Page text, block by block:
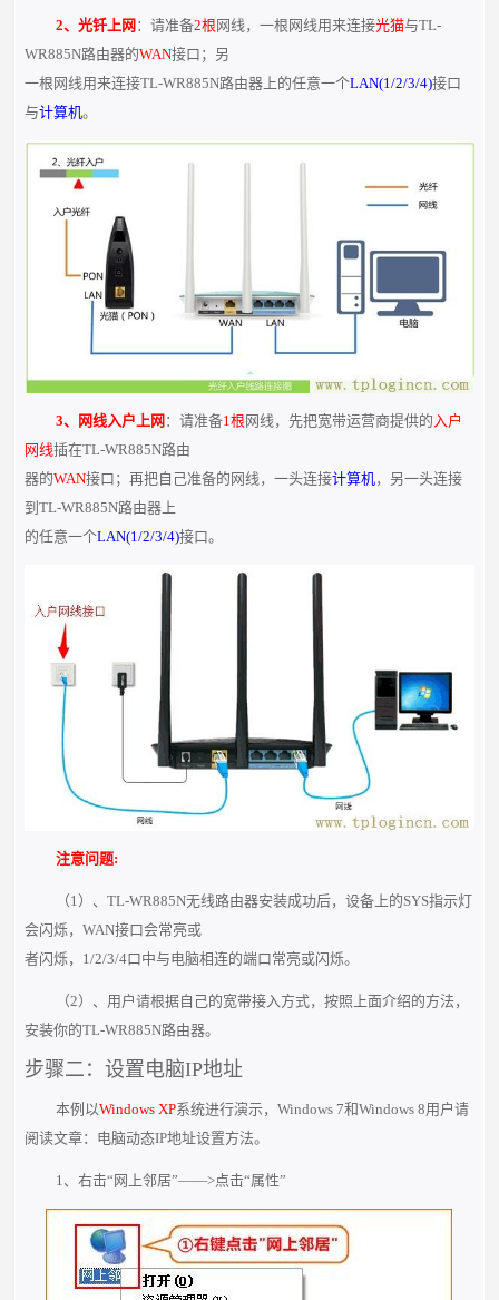
2、光钎上网 ：请准备2根 网线，一根网线用来连接光猫与TL-
WR885N路由器的WAN接口；另
一根网线用来连接TL-WR885N路由器上的任意一个LAN(1/2/3/4)接口
与计算机。
3、网线入户上网：请准备1根网线，先把宽带运营商提供的 入户
网线插在TL-WR885N路由
器的WAN接口；再把自己准备的网线，一头连接计算机，另一头连接
到TL-WR885N路由器上
的任意一个LAN(1/2/3/4)接口。
注意问题:
（1）、TL-WR885N无线路由器安装成功后，设备上的SYS指示灯
会闪烁，WAN接口会常亮或
者闪烁，1/2/3/4口中与电脑相连的端口常亮或闪烁。
（2）、用户请根据自己的宽带接入方式，按照上面介绍的方法，
安装你的TL-WR885N路由器。
步骤二：设置电脑IP地址
本例以Windows XP系统进行演示，Windows 7和Windows 8用户请
阅读文章：电脑动态IP地址设置方法。
1、右击“网上邻居”——>点击“属性”